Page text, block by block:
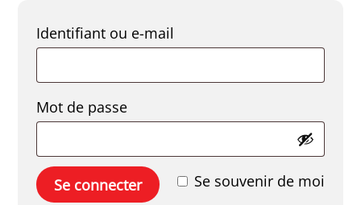
Identifiant ou e-mail
Mot de passe
Se souvenir de moi
Se connecter